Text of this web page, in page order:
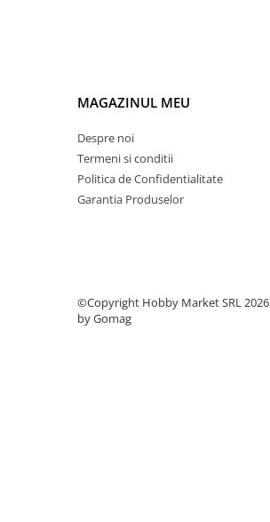
Potentiometre si semireglabile
Accesorii trotinete electrice
Lichidare de stoc
MAGAZINUL MEU
Despre noi
Termeni si conditii
Politica de Confidentialitate
Garantia Produselor
©Copyright Hobby Market SRL 2026
by Gomag